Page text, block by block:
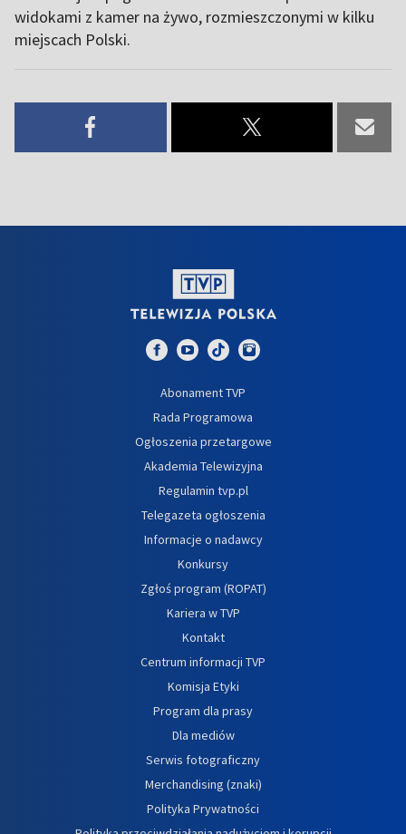
widokami z kamer na żywo, rozmieszczonymi w kilku
miejscach Polski.
Abonament TVP
Rada Programowa
Ogłoszenia przetargowe
Akademia Telewizyjna
Regulamin tvp.pl
Telegazeta ogłoszenia
Informacje o nadawcy
Konkursy
Zgłoś program (ROPAT)
Kariera w TVP
Kontakt
Centrum informacji TVP
Komisja Etyki
Program dla prasy
Dla mediów
Serwis fotograficzny
Merchandising (znaki)
Polityka Prywatności